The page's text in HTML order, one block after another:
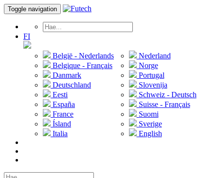
Toggle navigation
FI
België - Nederlands
Belgique - Français
Danmark
Deutschland
Eesti
España
France
Ísland
Italia
Nederland
Norge
Portugal
Slovenija
Schweiz - Deutsch
Suisse - Français
Suomi
Sverige
English